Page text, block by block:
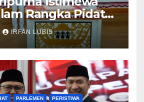
Rangka Pidato
VISI-MISI
Wakil Bupati
Periode 2025-
IRFAN LUBIS
PARLEMEN PERISTIWA